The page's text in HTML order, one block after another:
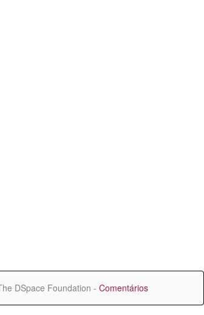
DSpace Foundation - Comentários